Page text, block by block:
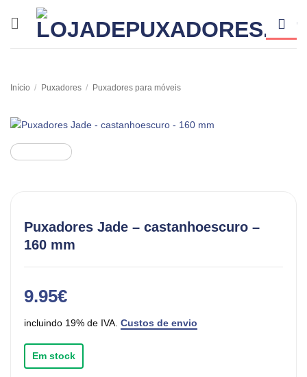
Início / Puxadores / Puxadores para móveis
Puxadores Jade – castanhoescuro –
160 mm
9.95€
incluindo 19% de IVA. Custos de envio
Em stock